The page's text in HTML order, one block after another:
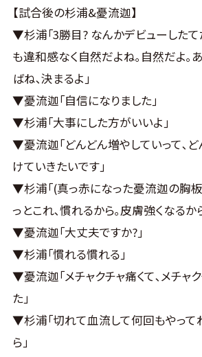
【試合後の杉浦&憂流迦】
▼杉浦｢3勝目? なんかデビューしたて
も違和感なく自然だよね｡自然だよ｡
ばね､決まるよ｣
▼憂流迦｢自信になりました｣
▼杉浦｢大事にした方がいいよ｣
▼憂流迦｢どんどん増やしていって､
けていきたいです｣
▼杉浦｢(真っ赤になった憂流迦の胸板
っとこれ､慣れるから｡皮膚強くなるか
▼憂流迦｢大丈夫ですか?｣
▼杉浦｢慣れる慣れる｣
▼憂流迦｢メチャクチャ痛くて､メチャ
た｣
▼杉浦｢切れて血流して何回もやって
ら｣